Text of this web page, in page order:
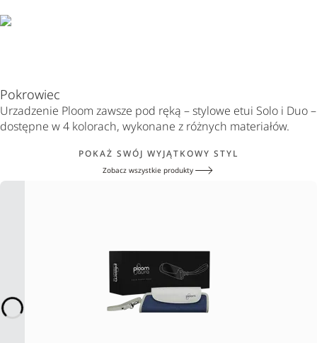
Pokrowiec
Urzadzenie Ploom zawsze pod ręką – stylowe etui Solo i Duo –
dostępne w 4 kolorach, wykonane z różnych materiałów.
POKAŻ SWÓJ WYJĄTKOWY STYL
Zobacz wszystkie produkty